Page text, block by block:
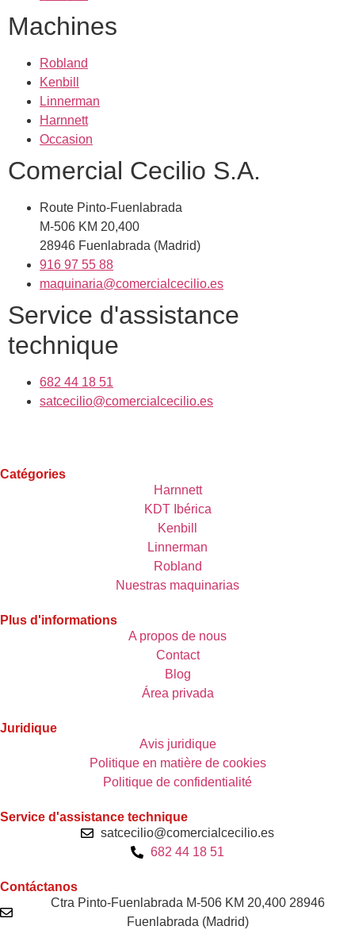
Machines
Robland
Kenbill
Linnerman
Harnnett
Occasion
Comercial Cecilio S.A.
Route Pinto-Fuenlabrada
M-506 KM 20,400
28946 Fuenlabrada (Madrid)
916 97 55 88
maquinaria@comercialcecilio.es
Service d'assistance
technique
682 44 18 51
satcecilio@comercialcecilio.es
Catégories
Harnnett
KDT Ibérica
Kenbill
Linnerman
Robland
Nuestras maquinarias
Plus d'informations
A propos de nous
Contact
Blog
Área privada
Juridique
Avis juridique
Politique en matière de cookies
Politique de confidentialité
Service d'assistance technique
satcecilio@comercialcecilio.es
682 44 18 51
Contáctanos
Ctra Pinto-Fuenlabrada M-506 KM 20,400 28946
Fuenlabrada (Madrid)